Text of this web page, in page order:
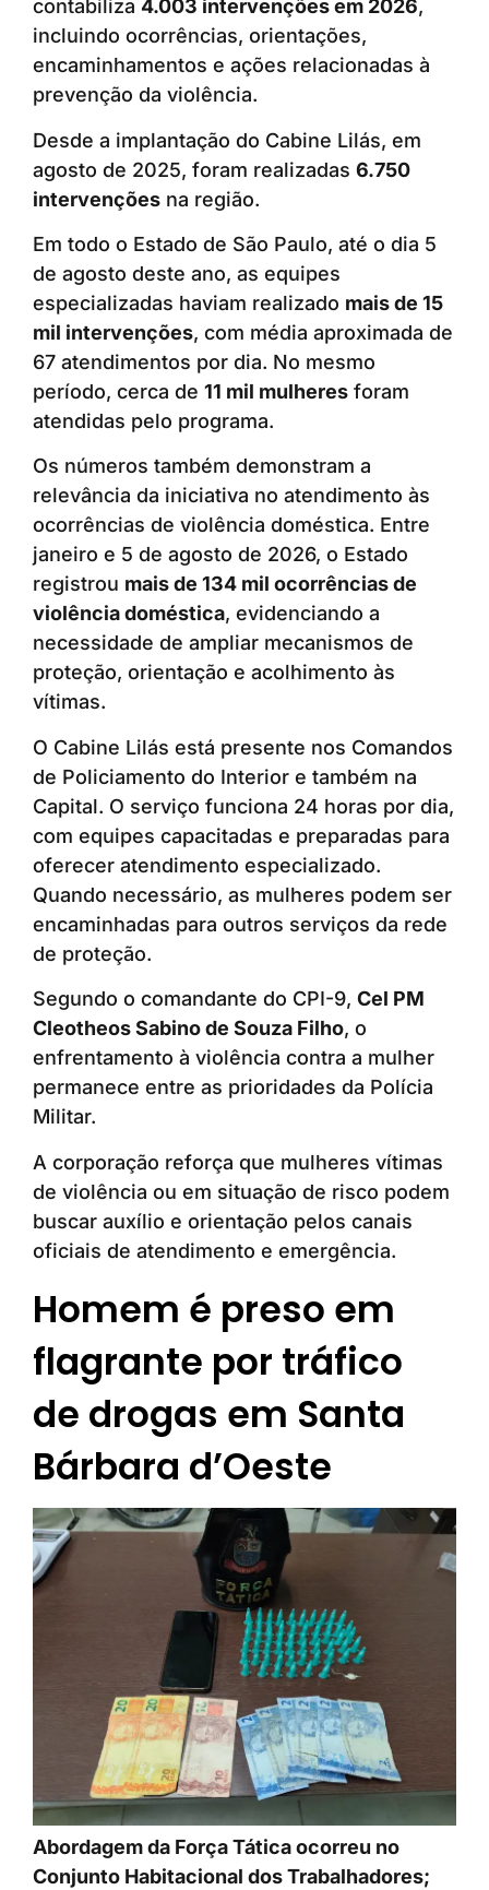
contabiliza 4.003 intervenções em 2026,
incluindo ocorrências, orientações,
encaminhamentos e ações relacionadas à
prevenção da violência.
Desde a implantação do Cabine Lilás, em
agosto de 2025, foram realizadas 6.750
intervenções na região.
Em todo o Estado de São Paulo, até o dia 5
de agosto deste ano, as equipes
especializadas haviam realizado mais de 15
mil intervenções, com média aproximada de
67 atendimentos por dia. No mesmo
período, cerca de 11 mil mulheres foram
atendidas pelo programa.
Os números também demonstram a
relevância da iniciativa no atendimento às
ocorrências de violência doméstica. Entre
janeiro e 5 de agosto de 2026, o Estado
registrou mais de 134 mil ocorrências de
violência doméstica, evidenciando a
necessidade de ampliar mecanismos de
proteção, orientação e acolhimento às
vítimas.
O Cabine Lilás está presente nos Comandos
de Policiamento do Interior e também na
Capital. O serviço funciona 24 horas por dia,
com equipes capacitadas e preparadas para
oferecer atendimento especializado.
Quando necessário, as mulheres podem ser
encaminhadas para outros serviços da rede
de proteção.
Segundo o comandante do CPI-9, Cel PM
Cleotheos Sabino de Souza Filho, o
enfrentamento à violência contra a mulher
permanece entre as prioridades da Polícia
Militar.
A corporação reforça que mulheres vítimas
de violência ou em situação de risco podem
buscar auxílio e orientação pelos canais
oficiais de atendimento e emergência.
Homem é preso em
flagrante por tráfico
de drogas em Santa
Bárbara d’Oeste
Abordagem da Força Tática ocorreu no
Conjunto Habitacional dos Trabalhadores;